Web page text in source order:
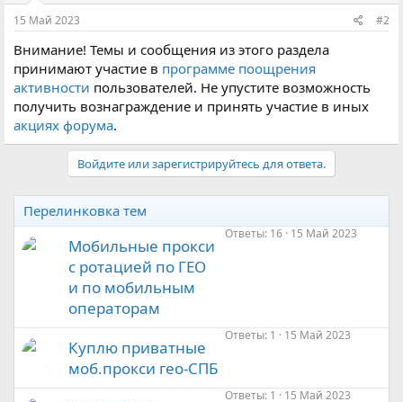
15 Май 2023 #2
Внимание! Темы и сообщения из этого раздела
принимают участие в программе поощрения
активности пользователей. Не упустите возможность
получить вознаграждение и принять участие в иных
акциях форума.
Войдите или зарегистрируйтесь для ответа.
Перелинковка тем
Мобильные прокси
с ротацией по ГЕО
и по мобильным
операторам
Ответы 16 15 Май 2023
Куплю приватные
моб.прокси гео-СПБ
Ответы 1 15 Май 2023
Ответы 1 15 Май 2023